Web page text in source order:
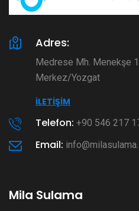
Adres:
Medrese Mh. Menekşe
Merkez/Yozgat
İLETIŞIM
Telefon: +90 546 217
Email:
Mila Sulama